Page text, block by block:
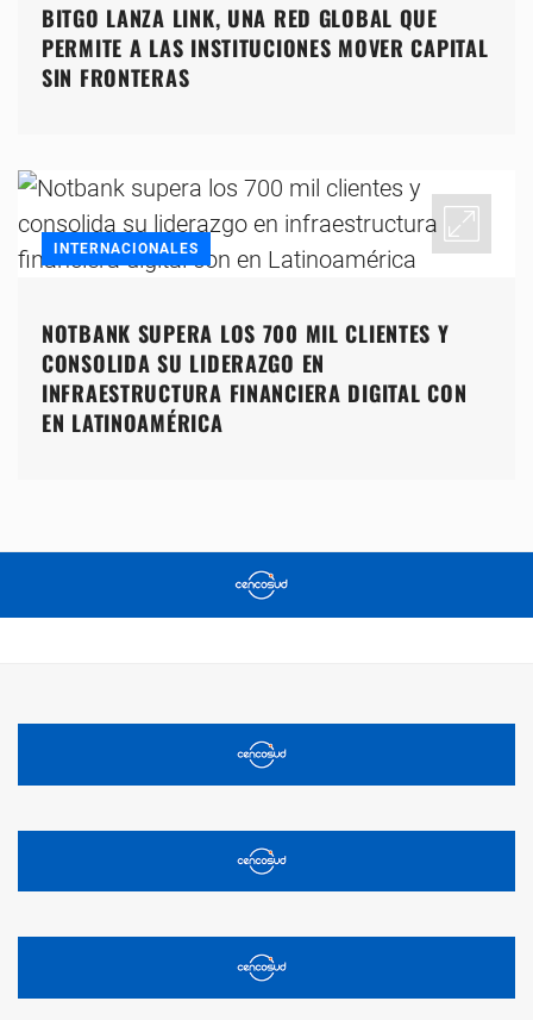
BITGO LANZA LINK, UNA RED GLOBAL QUE
PERMITE A LAS INSTITUCIONES MOVER CAPITAL
SIN FRONTERAS
INTERNACIONALES
NOTBANK SUPERA LOS 700 MIL CLIENTES Y
CONSOLIDA SU LIDERAZGO EN
INFRAESTRUCTURA FINANCIERA DIGITAL CON
EN LATINOAMÉRICA